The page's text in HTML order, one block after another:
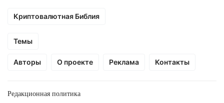
Криптовалютная Библия
Темы
Авторы О проекте Реклама Контакты
Редакционная политика